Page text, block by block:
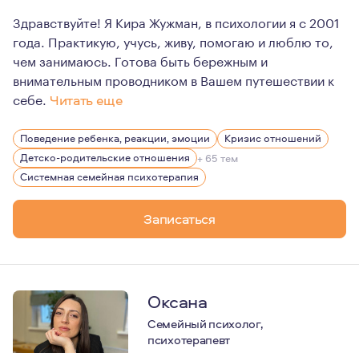
Здравствуйте! Я Кира Жужман, в психологии я с 2001
года. Практикую, учусь, живу, помогаю и люблю то,
чем занимаюсь. Готова быть бережным и
внимательным проводником в Вашем путешествии к
себе. Читать еще
Многие мои хобби и увлечения также связаны с
Так, дома у меня внушительная библиотека
Мне очень интересна сказкотерапия и я не только
У меня достаточно большой опыт работы в школах, а
Люблю и провожу психологические
Поведение ребенка, реакции, эмоции
Кризис отношений
Детско-родительские отношения + 65 тем
Системная семейная психотерапия
Записаться
Оксана
Семейный психолог,
психотерапевт